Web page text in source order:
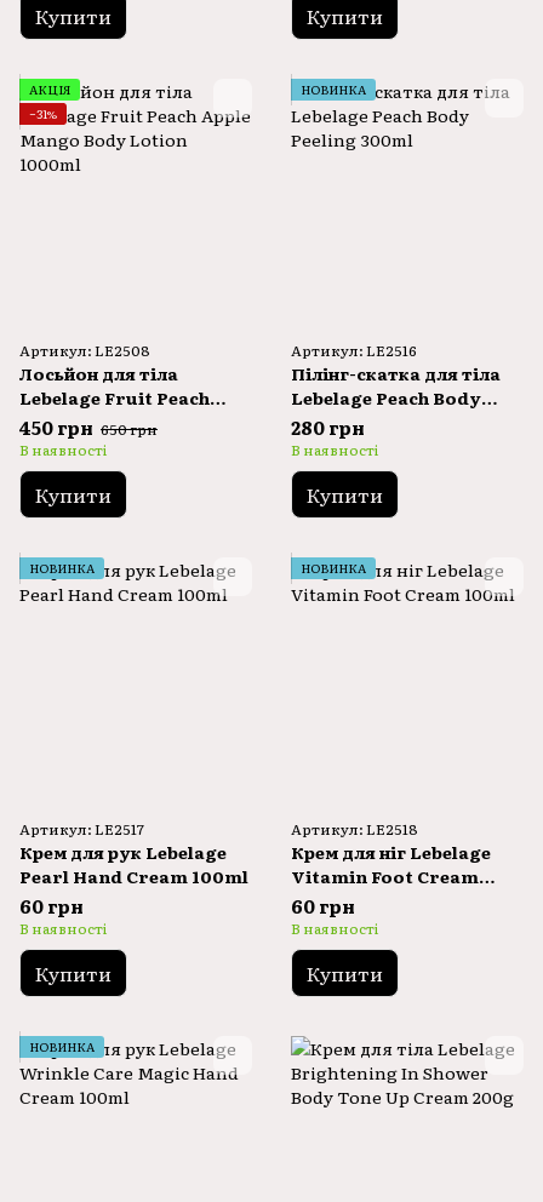
Купити Купити
АКЦІЯ
−31%
Артикул: LE2508
Лосьйон для тіла
Lebelage Fruit Peach
Apple Mango Body
Lotion 1000ml
450 грн 650 грн
В наявності
Купити
НОВИНКА
Артикул: LE2516
Пілінг-скатка для тіла
Lebelage Peach Body
Peeling 300ml
280 грн
В наявності
Купити
НОВИНКА
Артикул: LE2517
Крем для рук Lebelage
Pearl Hand Cream 100ml
60 грн
В наявності
Купити
НОВИНКА
Артикул: LE2518
Крем для ніг Lebelage
Vitamin Foot Cream
100ml
60 грн
В наявності
Купити
НОВИНКА